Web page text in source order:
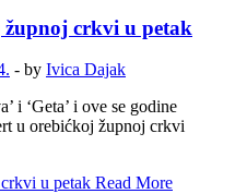
crkvi u petak
- by Ivica Dajak
i ‘Geta’ i ove se godine
u orebićkoj župnoj crkvi
u petak Read More